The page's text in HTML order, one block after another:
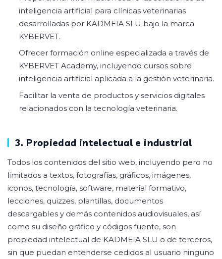
inteligencia artificial para clínicas veterinarias
desarrolladas por KADMEIA SLU bajo la marca
KYBERVET.
Ofrecer formación online especializada a través de
KYBERVET Academy, incluyendo cursos sobre
inteligencia artificial aplicada a la gestión veterinaria.
Facilitar la venta de productos y servicios digitales
relacionados con la tecnología veterinaria.
3. Propiedad intelectual e industrial
Todos los contenidos del sitio web, incluyendo pero no
limitados a textos, fotografías, gráficos, imágenes,
iconos, tecnología, software, material formativo,
lecciones, quizzes, plantillas, documentos
descargables y demás contenidos audiovisuales, así
como su diseño gráfico y códigos fuente, son
propiedad intelectual de KADMEIA SLU o de terceros,
sin que puedan entenderse cedidos al usuario ninguno